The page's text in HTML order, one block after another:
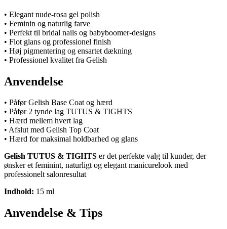
• Elegant nude-rosa gel polish
• Feminin og naturlig farve
• Perfekt til bridal nails og babyboomer-designs
• Flot glans og professionel finish
• Høj pigmentering og ensartet dækning
• Professionel kvalitet fra Gelish
Anvendelse
• Påfør Gelish Base Coat og hærd
• Påfør 2 tynde lag TUTUS & TIGHTS
• Hærd mellem hvert lag
• Afslut med Gelish Top Coat
• Hærd for maksimal holdbarhed og glans
Gelish TUTUS & TIGHTS er det perfekte valg til kunder, der
ønsker et feminint, naturligt og elegant manicurelook med
professionelt salonresultat
Indhold: 15 ml
Anvendelse & Tips